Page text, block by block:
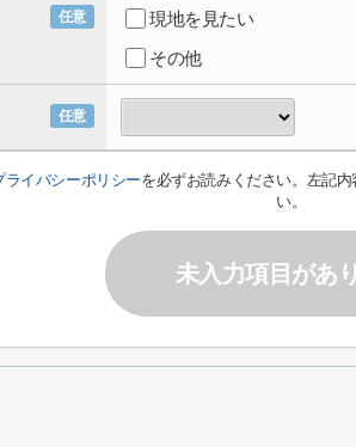
任意
現地を見たい
その他
任意
ライバシーポリシーを必ずお読みください。左記
い。
未入力項目があ